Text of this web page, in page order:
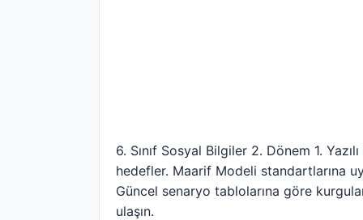
6. Sınıf Sosyal Bilgiler 2. Dönem 1.
hedefler. Maarif Modeli standartlarına
Güncel senaryo tablolarına göre
ulaşın.